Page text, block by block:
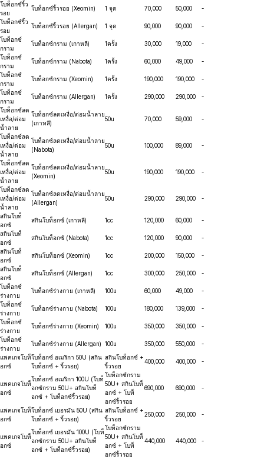
โบท็อกซ์ริ้ว
รอย
โบท็อกซ์ริ้วรอย (Xeomin) 1 จุด 70,000 50,000 -
โบท็อกซ์ริ้ว
รอย
โบท็อกซ์ริ้วรอย (Allergan) 1 จุด 90,000 90,000 -
โบท็อกซ์
กราม
โบท็อกซ์กราม (เกาหลี) 1ครั้ง 30,000 19,000 -
โบท็อกซ์
กราม
โบท็อกซ์กราม (Nabota) 1ครั้ง 60,000 49,000 -
โบท็อกซ์
กราม
โบท็อกซ์กราม (Xeomin) 1ครั้ง 190,000 190,000 -
โบท็อกซ์
กราม
โบท็อกซ์กราม (Allergan) 1ครั้ง 290,000 290,000 -
โบท็อกซ์ลด
เหงื่อ/ต่อม
น้ำลาย
โบท็อกซ์ลดเหงื่อ/ต่อมน้ำลาย
(เกาหลี)
50u 70,000 59,000 -
โบท็อกซ์ลด
เหงื่อ/ต่อม
น้ำลาย
โบท็อกซ์ลดเหงื่อ/ต่อมน้ำลาย
(Nabota)
50u 100,000 89,000 -
โบท็อกซ์ลด
เหงื่อ/ต่อม
น้ำลาย
โบท็อกซ์ลดเหงื่อ/ต่อมน้ำลาย
(Xeomin)
50u 190,000 190,000 -
โบท็อกซ์ลด
เหงื่อ/ต่อม
น้ำลาย
โบท็อกซ์ลดเหงื่อ/ต่อมน้ำลาย
(Allergan)
50u 290,000 290,000 -
สกินโบท็
อกซ์
สกินโบท็อกซ์ (เกาหลี) 1cc 120,000 60,000 -
สกินโบท็
อกซ์
สกินโบท็อกซ์ (Nabota) 1cc 120,000 90,000 -
สกินโบท็
อกซ์
สกินโบท็อกซ์ (Xeomin) 1cc 200,000 150,000 -
สกินโบท็
อกซ์
สกินโบท็อกซ์ (Allergan) 1cc 300,000 250,000 -
โบท็อกซ์
ร่างกาย
โบท็อกซ์ร่างกาย (เกาหลี) 100u 60,000 49,000 -
โบท็อกซ์
ร่างกาย
โบท็อกซ์ร่างกาย (Nabota) 100u 180,000 139,000 -
โบท็อกซ์
ร่างกาย
โบท็อกซ์ร่างกาย (Xeomin) 100u 350,000 350,000 -
โบท็อกซ์
ร่างกาย
โบท็อกซ์ร่างกาย (Allergan) 100u 350,000 550,000 -
แพคเกจโบท็
อกซ์
โบท็อกซ์ อเมริกา 50U (สกิน
โบท็อกซ์ + ริ้วรอย)
สกินโบท็อกซ์ +
ริ้วรอย
400,000 400,000 -
แพคเกจโบท็
อกซ์
โบท็อกซ์ อเมริกา 100U (โบท็
อกซ์กราม 50U+ สกินโบท็
อกซ์ + โบท็อกซ์ริ้วรอย)
โบท็อกซ์กราม
50U+ สกินโบท็
อกซ์ + โบท็
อกซ์ริ้วรอย
690,000 690,000 -
แพคเกจโบท็
อกซ์
โบท็อกซ์ เยอรมัน 50U (สกิน
โบท็อกซ์ + ริ้วรอย)
สกินโบท็อกซ์ +
ริ้วรอย
250,000 250,000 -
แพคเกจโบท็
อกซ์
โบท็อกซ์ เยอรมัน 100U (โบท็
อกซ์กราม 50U+ สกินโบท็
อกซ์ + โบท็อกซ์ริ้วรอย)
โบท็อกซ์กราม
50U+ สกินโบท็
อกซ์ + โบท็
อกซ์ริ้วรอย
440,000 440,000 -